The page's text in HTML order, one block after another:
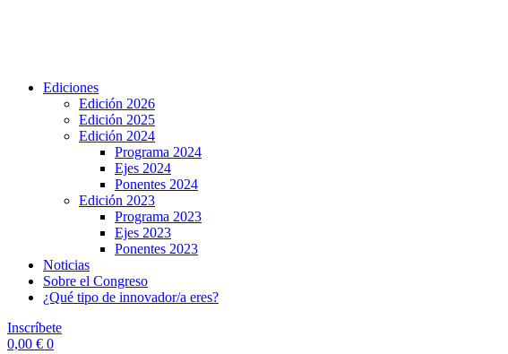
Ediciones
Edición 2026
Edición 2025
Edición 2024
Programa 2024
Ejes 2024
Ponentes 2024
Edición 2023
Programa 2023
Ejes 2023
Ponentes 2023
Noticias
Sobre el Congreso
¿Qué tipo de innovador/a eres?
Inscríbete
0,00 € 0